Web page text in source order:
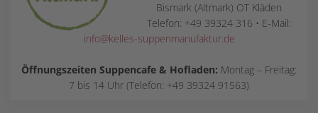
Bismark (Altmark) OT Kläden
Telefon: +49 39324 316 • E-Mail:
info@kelles-suppenmanufaktur.de
Öffnungszeiten Suppencafe & Hofladen: Montag – Freitag:
7 bis 14 Uhr (Telefon: +49 39324 91563)